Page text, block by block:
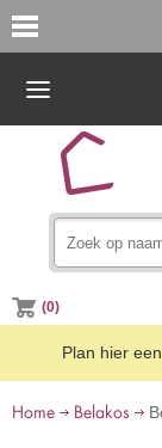
(0)
Plan hier
Home Belakos